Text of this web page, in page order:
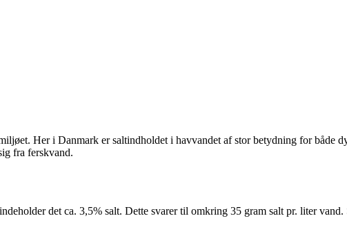
Her i Danmark er saltindholdet i havvandet af stor betydning for både
fra ferskvand.
det ca. 3,5% salt. Dette svarer til omkring 35 gram salt pr. liter